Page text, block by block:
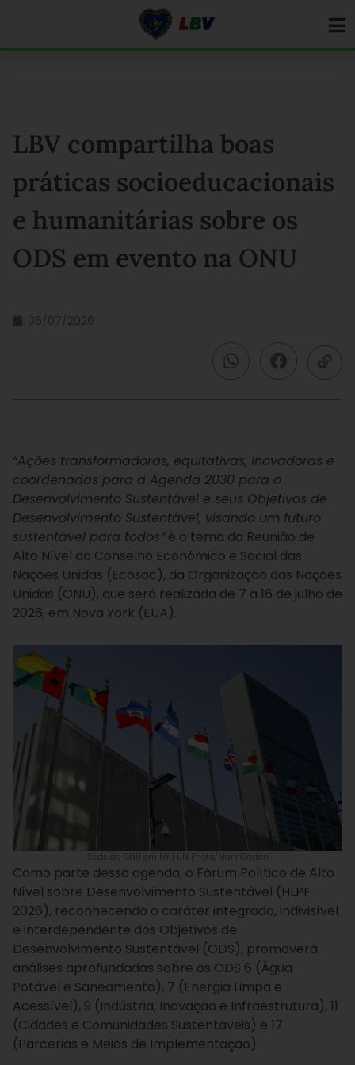
LBV compartilha boas
práticas socioeducacionais
e humanitárias sobre os
ODS em evento na ONU
06/07/2026
“Ações transformadoras, equitativas, inovadoras e
coordenadas para a Agenda 2030 para o
Desenvolvimento Sustentável e seus Objetivos de
Desenvolvimento Sustentável, visando um futuro
sustentável para todos”é o tema da Reunião de
Alto Nível do Conselho Econômico e Social das
Nações Unidas (Ecosoc), da Organização das Nações
Unidas (ONU), que será realizada de 7 a 16 de julho de
2026, em Nova York (EUA).
Sede da ONU em NY | UN Photo/Mark Garten
Como parte dessa agenda, o Fórum Político de Alto
Nível sobre Desenvolvimento Sustentável (HLPF
2026), reconhecendo o caráter integrado, indivisível
e interdependente dos Objetivos de
Desenvolvimento Sustentável (ODS), promoverá
análises aprofundadas sobre os ODS 6 (Água
Potável e Saneamento), 7 (Energia Limpa e
Acessível), 9 (Indústria, Inovação e Infraestrutura), 11
(Cidades e Comunidades Sustentáveis) e 17
(Parcerias e Meios de Implementação).